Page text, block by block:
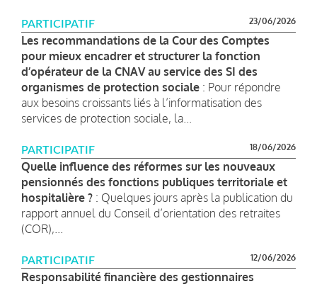
PARTICIPATIF 23/06/2026
Les recommandations de la Cour des Comptes
pour mieux encadrer et structurer la fonction
d’opérateur de la CNAV au service des SI des
organismes de protection sociale : Pour répondre
aux besoins croissants liés à l’informatisation des
services de protection sociale, la...
PARTICIPATIF 18/06/2026
Quelle influence des réformes sur les nouveaux
pensionnés des fonctions publiques territoriale et
hospitalière ? : Quelques jours après la publication du
rapport annuel du Conseil d’orientation des retraites
(COR),...
PARTICIPATIF 12/06/2026
Responsabilité financière des gestionnaires